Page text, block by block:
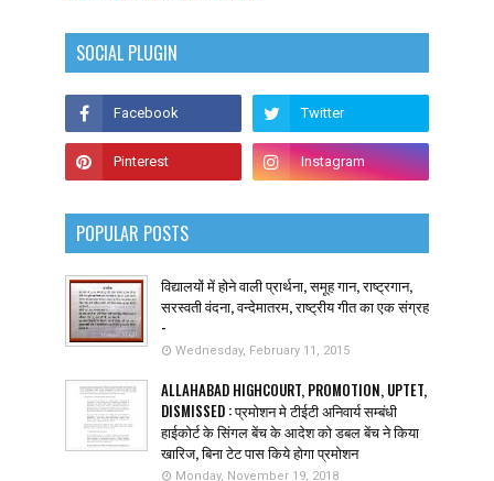
SOCIAL PLUGIN
POPULAR POSTS
विद्यालयों में होने वाली प्रार्थना, समूह गान, राष्ट्रगान,
सरस्वती वंदना, वन्देमातरम, राष्ट्रीय गीत का एक संग्रह
-
Wednesday, February 11, 2015
ALLAHABAD HIGHCOURT, PROMOTION, UPTET,
DISMISSED : प्रमोशन मे टीईटी अनिवार्य सम्बंधी
हाईकोर्ट के सिंगल बेंच के आदेश को डबल बेंच ने किया
खारिज, बिना टेट पास किये होगा प्रमोशन
Monday, November 19, 2018